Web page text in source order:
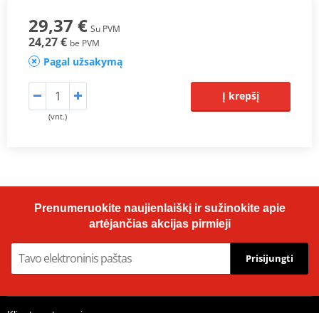
29,37 € Su PVM
24,27 € be PVM
Pagal užsakymą
(vnt.)
Į krepšį
Prenumeruokite naujienlaiškį ir sužinokite apie
artėjančias akcijas pirmieji
Prisijungti